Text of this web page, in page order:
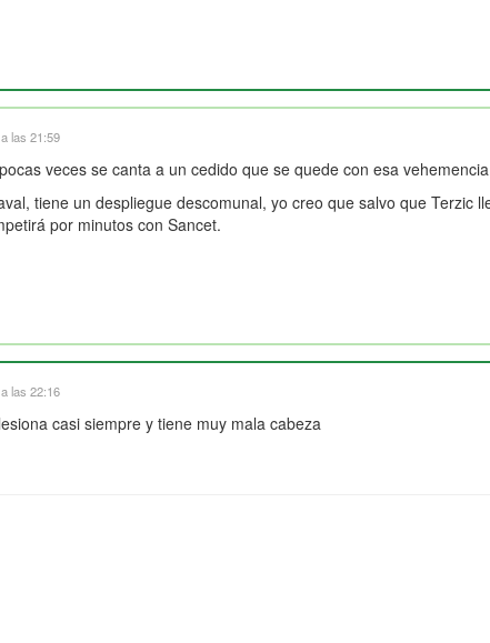
las 21:59
veces se canta a un cedido que se quede con esa
tiene un despliegue descomunal, yo creo que salvo que Terzic
por minutos con Sancet.
las 22:16
casi siempre y tiene muy mala cabeza